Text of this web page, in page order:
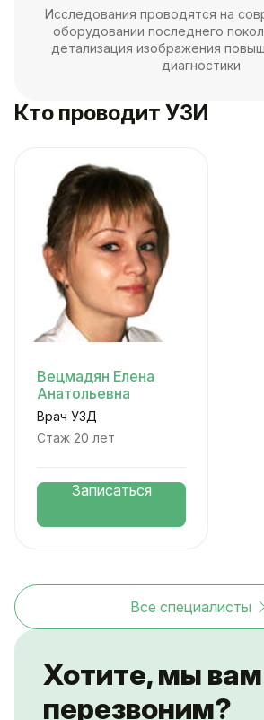
Исследования проводятся на
оборудовании последнего
детализация изображения
диагностики
Кто проводит УЗИ
Вецмадян Елена
Анатольевна
Врач УЗД
Стаж 20 лет
Записаться
Все специалисты
Хотите, мы вам
перезвоним?